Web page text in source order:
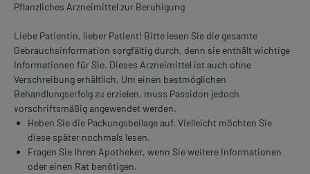
Pflanzliches Arzneimittel zur Beruhigung
Liebe Patientin, lieber Patient! Bitte lesen Sie die gesamte
Gebrauchsinformation sorgfältig durch, denn sie enthält wichtige
Informationen für Sie. Dieses Arzneimittel ist auch ohne
Verschreibung erhältlich. Um einen bestmöglichen
Behandlungserfolg zu erzielen, muss Passidon jedoch
vorschriftsmäßig angewendet werden.
Heben Sie die Packungsbeilage auf. Vielleicht möchten Sie
diese später nochmals lesen.
Fragen Sie Ihren Apotheker, wenn Sie weitere Informationen
oder einen Rat benötigen.